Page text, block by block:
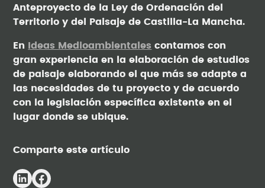
Comparte este artículo
Anteproyecto de la Ley de Ordenación del
Territorio y del Paisaje de Castilla-La Mancha.
En Ideas Medioambientales contamos con
gran experiencia en la elaboración de estudios
de paisaje elaborando el que más se adapte a
las necesidades de tu proyecto y de acuerdo
con la legislación específica existente en el
lugar donde se ubique.